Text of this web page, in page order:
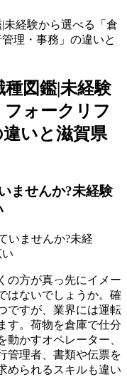
未経験から選べる「倉
理・事務」の違いと
種図鑑|未経験
ォークリフ
違いと滋賀県
ませんか?未経験
の方が真っ先にイメー
はないでしょうか。確
ですが、業界には運転
す。荷物を倉庫で仕分
かすオペレーター、
管理者、書類や伝票を
められるスキルも違い